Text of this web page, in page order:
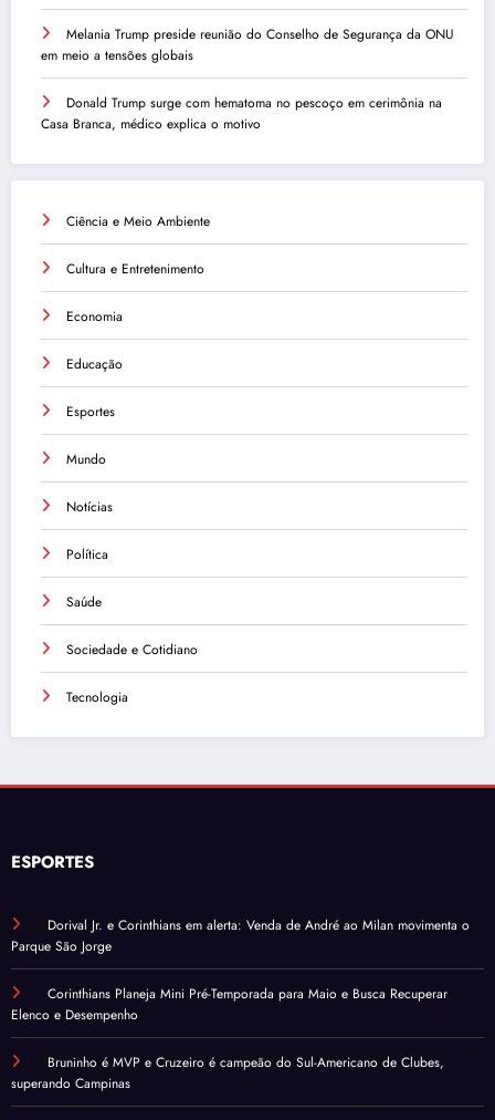
Melania Trump preside reunião do Conselho de Segurança da ONU
em meio a tensões globais
Donald Trump surge com hematoma no pescoço em cerimônia na
Casa Branca, médico explica o motivo
Ciência e Meio Ambiente
Cultura e Entretenimento
Economia
Educação
Esportes
Mundo
Notícias
Política
Saúde
Sociedade e Cotidiano
Tecnologia
ESPORTES
Dorival Jr. e Corinthians em alerta: Venda de André ao Milan movimenta o
Parque São Jorge
Corinthians Planeja Mini Pré-Temporada para Maio e Busca Recuperar
Elenco e Desempenho
Bruninho é MVP e Cruzeiro é campeão do Sul-Americano de Clubes,
superando Campinas